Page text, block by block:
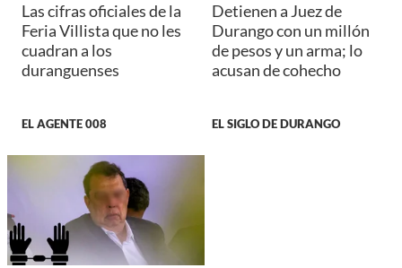
Las cifras oficiales de la
Feria Villista que no les
cuadran a los
duranguenses
EL AGENTE 008
Detienen a Juez de
Durango con un millón
de pesos y un arma; lo
acusan de cohecho
EL SIGLO DE DURANGO